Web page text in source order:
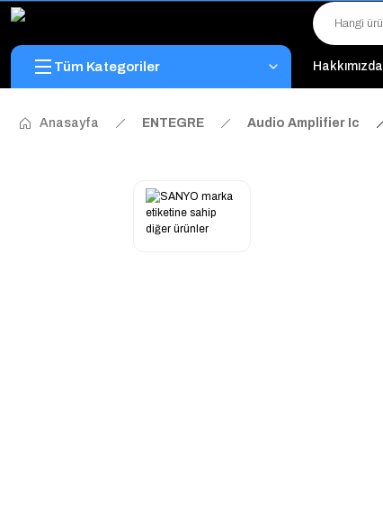
Tüm Kategoriler Hakkımızda
Anasayfa ENTEGRE Audio Amplifier Ic